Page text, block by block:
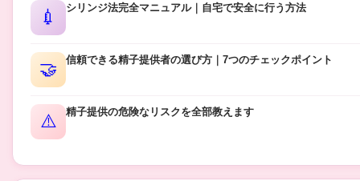
💉 シリンジ法完全マニュアル｜自宅で安全に行う方法
🤝 信頼できる精子提供者の選び方｜7つのチェックポイント
⚠️ 精子提供の危険なリスクを全部教えます